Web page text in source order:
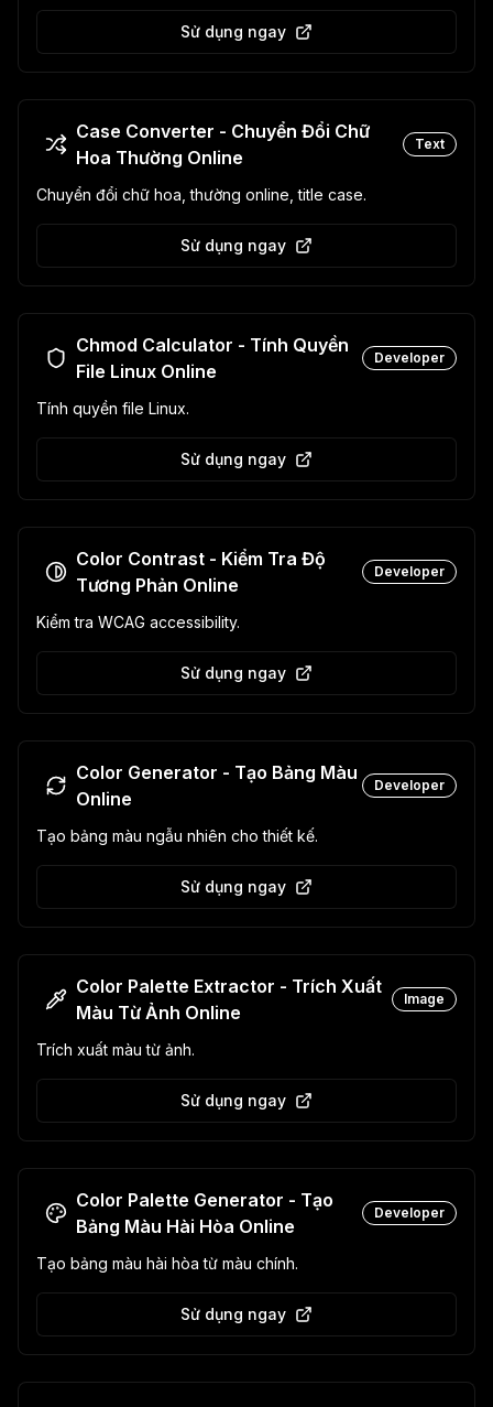
Sử dụng ngay
Case Converter - Chuyển Đổi Chữ
Hoa Thường Online
Text
Chuyển đổi chữ hoa, thường online, title case.
Sử dụng ngay
Chmod Calculator - Tính Quyền
File Linux Online
Developer
Tính quyền file Linux.
Sử dụng ngay
Color Contrast - Kiểm Tra Độ
Tương Phản Online
Developer
Kiểm tra WCAG accessibility.
Sử dụng ngay
Color Generator - Tạo Bảng Màu
Online
Developer
Tạo bảng màu ngẫu nhiên cho thiết kế.
Sử dụng ngay
Color Palette Extractor - Trích Xuất
Màu Từ Ảnh Online
Image
Trích xuất màu từ ảnh.
Sử dụng ngay
Color Palette Generator - Tạo
Bảng Màu Hài Hòa Online
Developer
Tạo bảng màu hài hòa từ màu chính.
Sử dụng ngay